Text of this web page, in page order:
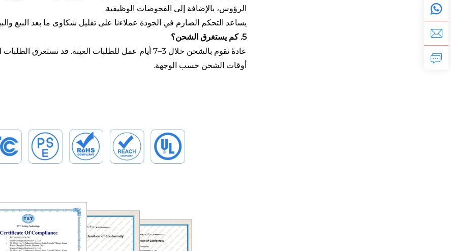
الرؤوس، بالإضافة إلى الفحوصات الوظيفية.
يساعد التحكم الصارم في الجودة عملاءنا على تقليل شكاوى ما بعد البيع
5. كم يستغرق الشحن؟
عادةً نقوم بالشحن خلال 3–7 أيام عمل للطلبات العينة.
أوقات الشحن حسب الوجهة.